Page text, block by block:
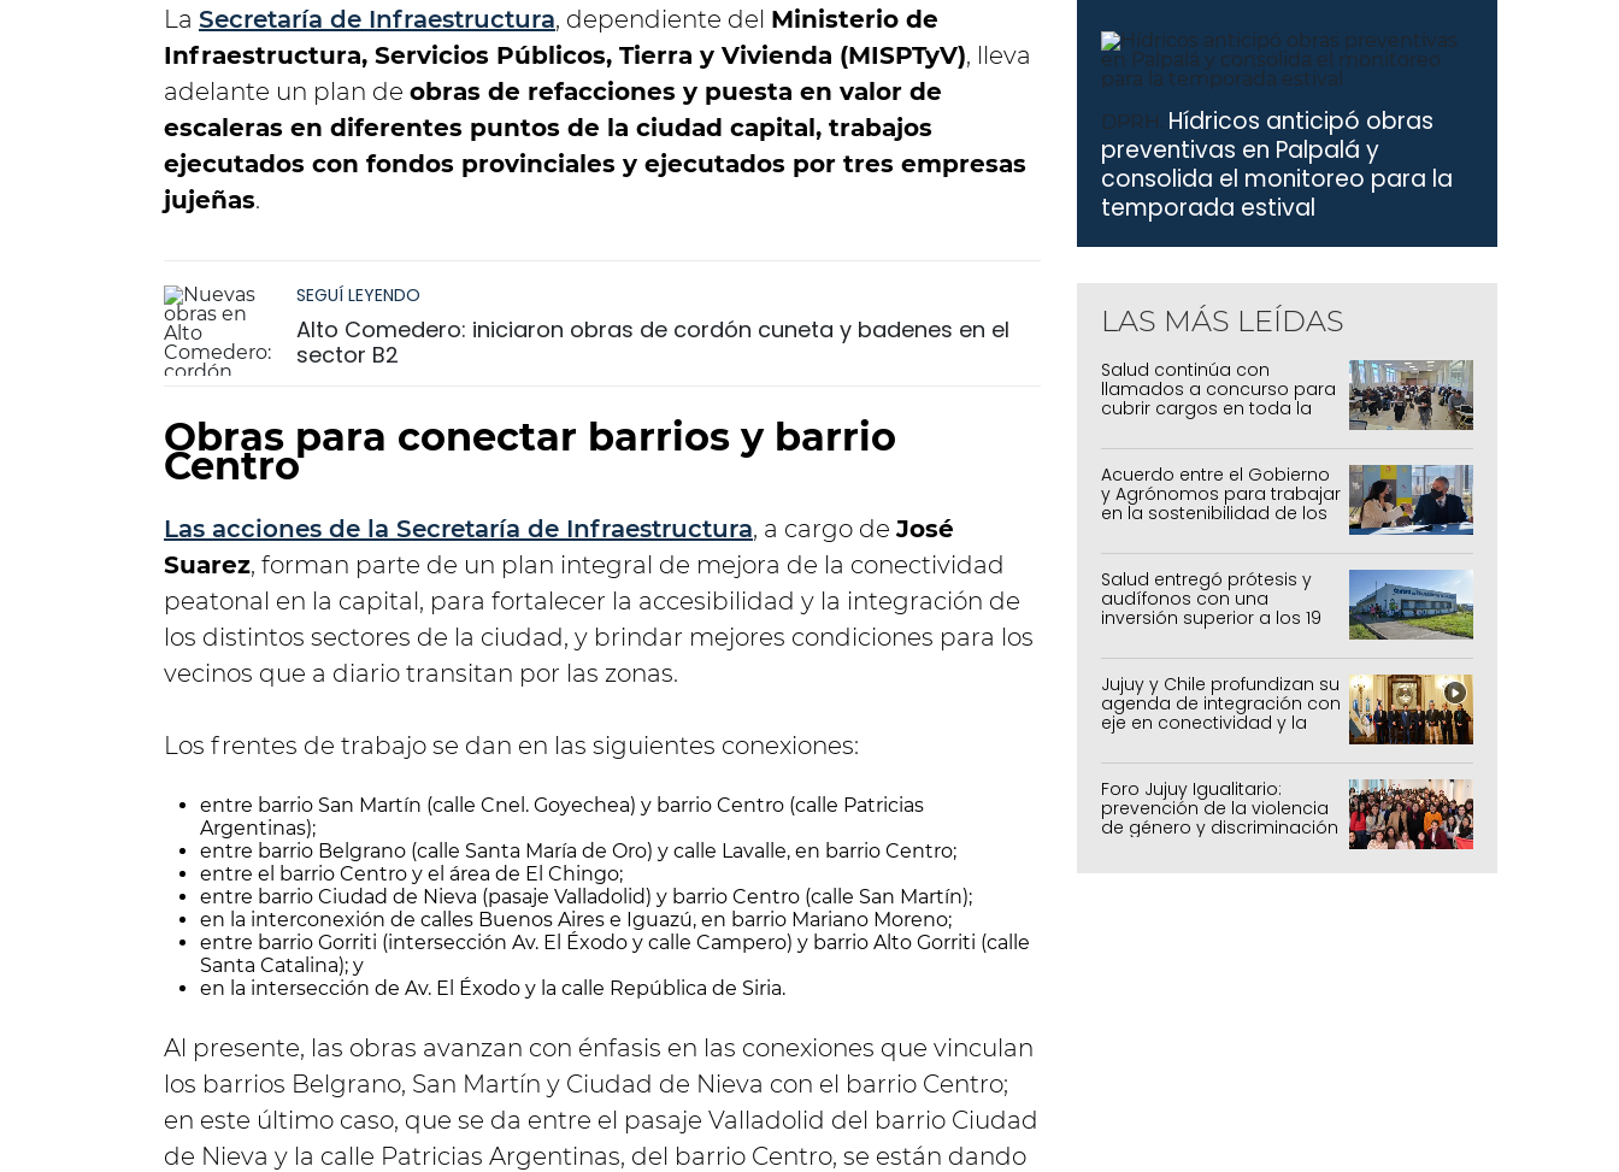
La Secretaría de Infraestructura, dependiente del Ministerio de
Infraestructura, Servicios Públicos, Tierra y Vivienda (MISPTyV), lleva
adelante un plan de obras de refacciones y puesta en valor de
escaleras en diferentes puntos de la ciudad capital, trabajos
ejecutados con fondos provinciales y ejecutados por tres empresas
jujeñas.
SEGUÍ LEYENDO
Alto Comedero: iniciaron obras de cordón cuneta y badenes en el
sector B2
Obras para conectar barrios y barrio
Centro
Las acciones de la Secretaría de Infraestructura, a cargo de José
Suarez, forman parte de un plan integral de mejora de la conectividad
peatonal en la capital, para fortalecer la accesibilidad y la integración de
los distintos sectores de la ciudad, y brindar mejores condiciones para los
vecinos que a diario transitan por las zonas.
Los frentes de trabajo se dan en las siguientes conexiones:
entre barrio San Martín (calle Cnel. Goyechea) y barrio Centro (calle Patricias
Argentinas);
entre barrio Belgrano (calle Santa María de Oro) y calle Lavalle, en barrio Centro;
entre el barrio Centro y el área de El Chingo;
entre barrio Ciudad de Nieva (pasaje Valladolid) y barrio Centro (calle San Martín);
en la interconexión de calles Buenos Aires e Iguazú, en barrio Mariano Moreno;
entre barrio Gorriti (intersección Av. El Éxodo y calle Campero) y barrio Alto Gorriti (calle
Santa Catalina); y
en la intersección de Av. El Éxodo y la calle República de Siria.
Al presente, las obras avanzan con énfasis en las conexiones que vinculan
los barrios Belgrano, San Martín y Ciudad de Nieva con el barrio Centro;
en este último caso, que se da entre el pasaje Valladolid del barrio Ciudad
de Nieva y la calle Patricias Argentinas, del barrio Centro, se están dando
DPRH. Hídricos anticipó obras
preventivas en Palpalá y
consolida el monitoreo para la
temporada estival
LAS MÁS LEÍDAS
Salud continúa con
llamados a concurso para
cubrir cargos en toda la
Acuerdo entre el Gobierno
y Agrónomos para trabajar
en la sostenibilidad de los
agrícolas, pecuarios y
forestal
Salud entregó prótesis y
audífonos con una
inversión superior a los 19
millones de pesos
Jujuy y Chile profundizan su
agenda de integración con
eje en conectividad y la
mejora del Paso de Jama
Foro Jujuy Igualitario:
prevención de la violencia
de género y discriminación